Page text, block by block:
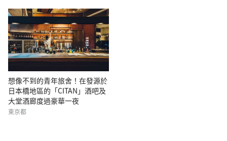
想像不到的青年旅舍！在發源於
日本橋地區的「CITAN」酒吧及
大堂酒廊度過豪華一夜
東京都